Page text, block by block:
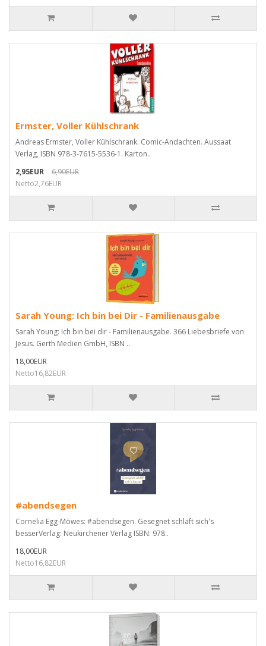
Ermster, Voller Kühlschrank
Andreas Ermster, Voller Kühlschrank. Comic-Andachten. Aussaat
Verlag, ISBN 978-3-7615-5536-1. Karton..
2,95EUR
6,90EUR
Netto2,76EUR
Sarah Young: Ich bin bei Dir - Familienausgabe
Sarah Young: Ich bin bei dir - Familienausgabe. 366 Liebesbriefe von
Jesus. Gerth Medien GmbH, ISBN ..
18,00EUR
Netto16,82EUR
#abendsegen
Cornelia Egg-Möwes: #abendsegen. Gesegnet schläft sich's
besserVerlag: Neukirchener Verlag ISBN: 978..
18,00EUR
Netto16,82EUR